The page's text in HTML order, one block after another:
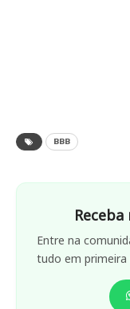
BBB
Entre na
tudo em primeira